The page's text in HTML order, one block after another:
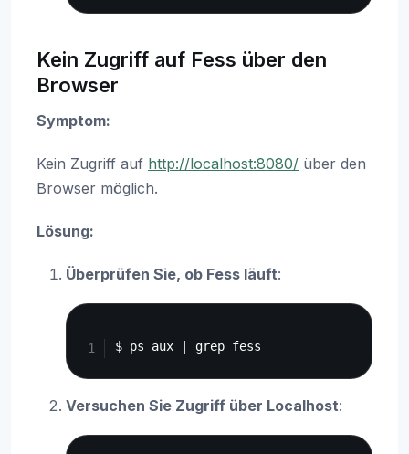
Kein Zugriff auf Fess über den
Browser
Symptom:
Kein Zugriff auf http://localhost:8080/ über den
Browser möglich.
Lösung:
Überprüfen Sie, ob Fess läuft:
Versuchen Sie Zugriff über Localhost: